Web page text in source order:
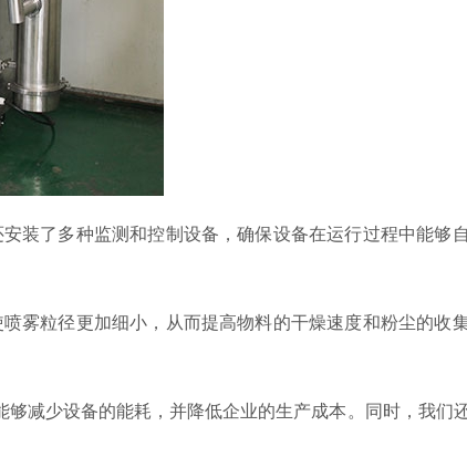
装了多种监测和控制设备，确保设备在运行过程中能够
雾粒径更加细小，从而提高物料的干燥速度和粉尘的收
减少设备的能耗，并降低企业的生产成本。同时，我们